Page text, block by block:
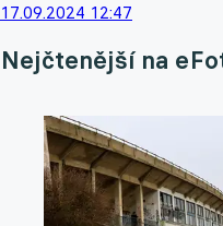
17.09.2024 12:47
Nejčtenější na